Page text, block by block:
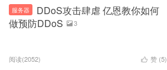
服务器
DDoS攻击肆虐 亿恩教你如何
做预防DDoS
3
阅读(2052)  赞 (5)